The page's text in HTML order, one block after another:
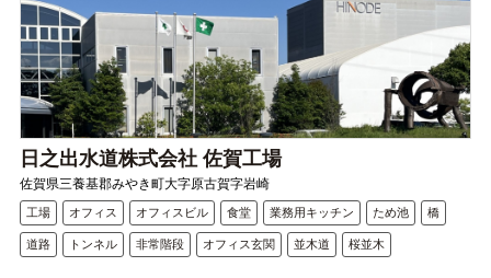
日之出水道株式会社 佐賀工場
佐賀県三養基郡みやき町大字原古賀字岩崎
工場 オフィス オフィスビル 食堂 業務用キッチン ため池 橋
道路 トンネル 非常階段 オフィス玄関 並木道 桜並木